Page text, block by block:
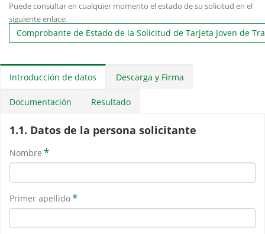
Puede consultar en cualquier momento el estado de su solicitud en el
siguiente enlace:
Comprobante de Estado de la Solicitud de Tarjeta Joven de
Introducción de datos Descarga y Firma
Documentación Resultado
1.1. Datos de la persona solicitante
Nombre *
Primer apellido*